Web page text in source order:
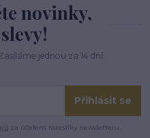
novinky,
jednou za 14 dní.
Přihlásit se
za účelem rozesílky newsletteru.